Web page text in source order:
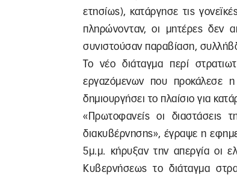
ετησίως), κατάργησε τις
πληρώνονταν, οι μητέρες δεν
συνιστούσαν παραβίαση,
Το νέο διάταγμα περί
εργαζόμενων που προκάλεσε
δημιουργήσει το πλαίσιο για
«Πρωτοφανείς οι διαστάσεις
διακυβέρνησης», έγραψε η
5μ.μ. κήρυξαν την απεργία οι
Κυβερνήσεως το διάταγμα